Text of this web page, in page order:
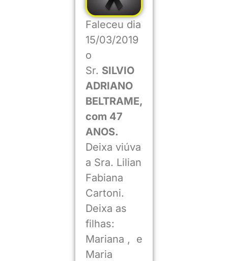
Faleceu dia
15/03/2019
o
Sr. SILVIO
ADRIANO
BELTRAME,
com 47
ANOS.
Deixa viúva
a Sra. Lilian
Fabiana
Cartoni.
Deixa as
filhas:
Mariana , e
Maria